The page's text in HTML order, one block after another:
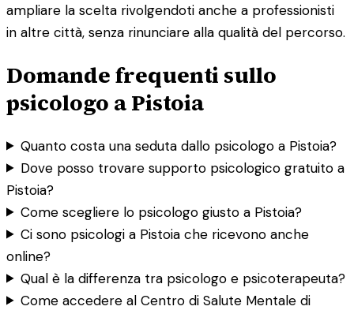
ampliare la scelta rivolgendoti anche a professionisti
in altre città, senza rinunciare alla qualità del percorso.
Domande frequenti sullo
psicologo a Pistoia
Quanto costa una seduta dallo psicologo a Pistoia?
Dove posso trovare supporto psicologico gratuito a
Pistoia?
Come scegliere lo psicologo giusto a Pistoia?
Ci sono psicologi a Pistoia che ricevono anche
online?
Qual è la differenza tra psicologo e psicoterapeuta?
Come accedere al Centro di Salute Mentale di